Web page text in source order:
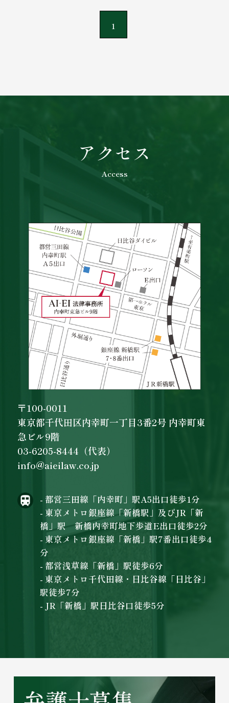
1
アクセス
Access
〒100-0011
東京都千代田区内幸町一丁目3番2号 内幸町東
急ビル9階
03-6205-8444（代表）
info@aieilaw.co.jp
- 都営三田線「内幸町」駅A5出口徒歩1分
- 東京メトロ銀座線「新橋駅」及びJR「新
橋」駅 新橋内幸町地下歩道E出口徒歩2分
- 東京メトロ銀座線「新橋」駅7番出口徒歩4
分
- 都営浅草線「新橋」駅徒歩6分
- 東京メトロ千代田線・日比谷線「日比谷」
駅徒歩7分
- JR「新橋」駅日比谷口徒歩5分